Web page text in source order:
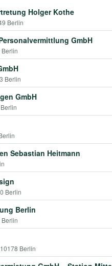
Holger Kothe
Berlin
GmbH
Berlin
GmbH
Sebastian Heitmann
Berlin
Berlin
Berlin